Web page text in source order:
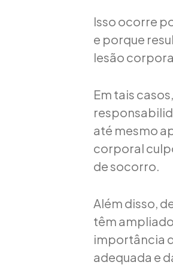
Isso ocorre
e porque
lesão
Em tais
até mesmo
corporal
de socorro.
Além disso,
têm
importância
adequada e